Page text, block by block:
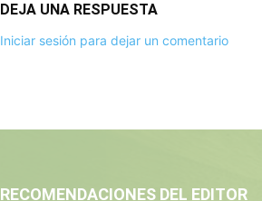
DEJA UNA RESPUESTA
Iniciar sesión para dejar un comentario
RECOMENDACIONES DEL EDITOR